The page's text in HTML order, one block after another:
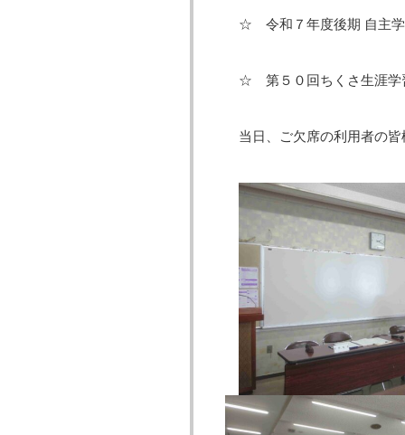
☆ 令和７年度後期 自主学
☆ 第５０回ちくさ生涯
当日、ご欠席の利用者の